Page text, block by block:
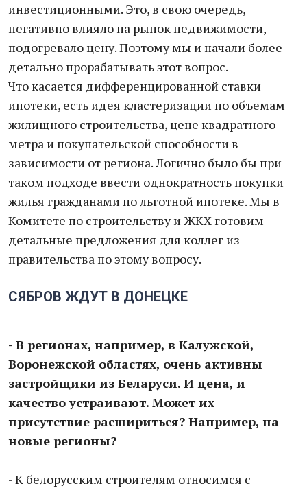
инвестиционными. Это, в свою очередь,
негативно влияло на рынок недвижимости,
подогревало цену. Поэтому мы и начали более
детально прорабатывать этот вопрос.
Что касается дифференцированной ставки
ипотеки, есть идея кластеризации по объемам
жилищного строительства, цене квадратного
метра и покупательской способности в
зависимости от региона. Логично было бы при
таком подходе ввести однократность покупки
жилья гражданами по льготной ипотеке. Мы в
Комитете по строительству и ЖКХ готовим
детальные предложения для коллег из
правительства по этому вопросу.
СЯБРОВ ЖДУТ В ДОНЕЦКЕ
- В регионах, например, в Калужской,
Воронежской областях, очень активны
застройщики из Беларуси. И цена, и
качество устраивают. Может их
присутствие расшириться? Например, на
новые регионы?
- К белорусским строителям относимся с